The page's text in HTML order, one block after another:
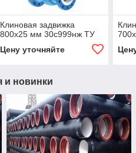
Клиновая задвижка
800x25 мм 30с999нж ТУ
Цену уточняйте
и новинки